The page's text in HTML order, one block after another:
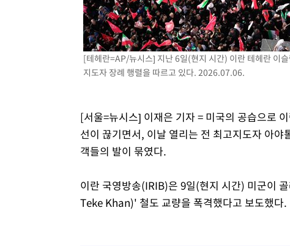
"미 전국적 살모네라 식중독 원인은 멕시코산 할라피뇨"-- CDC
[속보]경찰·노동부, HL만도 평택사업장 끼임 사망 관련 압수
[속보]합수본, '투표율 허위 입력' 중앙·서울·경기도 선관위
[테헤란=AP/뉴시스] 지난 6일(현지 시간) 이란 테헤란 이
지도자 장례 행렬을 따르고 있다. 2026.07.06.
[서울=뉴시스] 이재은 기자 = 미국의 공습으로
선이 끊기면서, 이날 열리는 전 최고지도자 아
객들의 발이 묶였다.
이란 국영방송(IRIB)은 9일(현지 시간) 미군이
Teke Khan)' 철도 교량을 폭격했다고 보도했다.